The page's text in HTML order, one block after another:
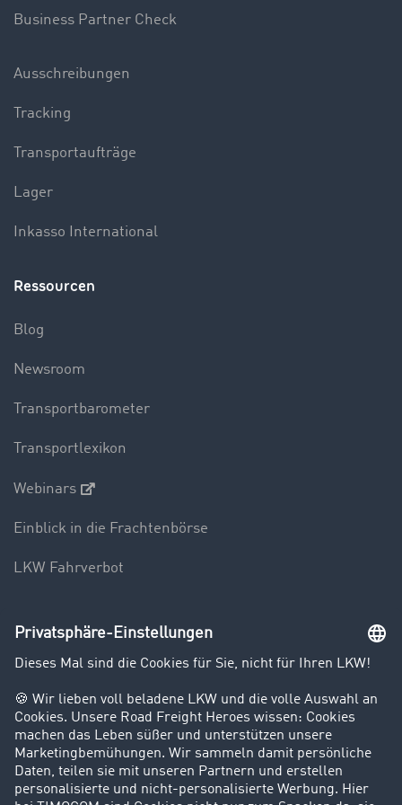
Business Partner Check
Ausschreibungen
Tracking
Transportaufträge
Lager
Inkasso International
Ressourcen
Blog
Newsroom
Transportbarometer
Transportlexikon
Webinars
Einblick in die Frachtenbörse
LKW Fahrverbot
Unternehmen
Kunden werben Kunden
Success Stories
Karriere
Support